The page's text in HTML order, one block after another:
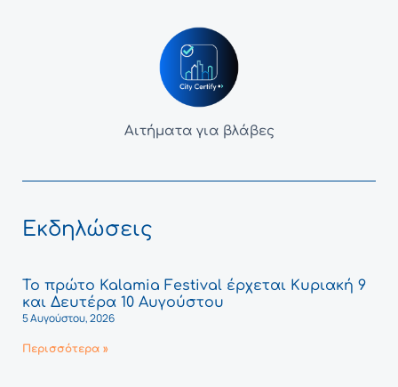
Αιτήματα για βλάβες
Εκδηλώσεις
Το πρώτο Kalamia Festival έρχεται Κυριακή 9
και Δευτέρα 10 Αυγούστου
5 Αυγούστου, 2026
Περισσότερα »